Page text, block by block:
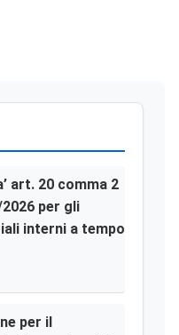
art. 20 comma 2
2026 per gli
interni a tempo
per il